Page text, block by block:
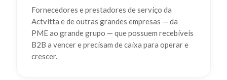
Fornecedores e prestadores de serviço da
Actvitta e de outras grandes empresas — da
PME ao grande grupo — que possuem recebíveis
B2B a vencer e precisam de caixa para operar e
crescer.